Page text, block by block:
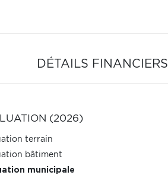
DÉTAILS FINANCIERS
(2026)
terrain
bâtiment
municipale